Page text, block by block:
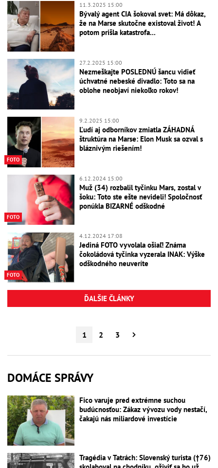
11.3.2025 15:00
Bývalý agent CIA šokoval svet: Má dôkaz,
že na Marse skutočne existoval život! A
potom prišla katastrofa...
27.2.2025 15:00
Nezmeškajte POSLEDNÚ šancu vidieť
úchvatné nebeské divadlo: Toto sa na
oblohe neobjaví niekoľko rokov!
FOTO
9.2.2025 15:00
Ľudí aj odborníkov zmiatla ZÁHADNÁ
štruktúra na Marse: Elon Musk sa ozval s
bláznivým riešením!
FOTO
6.12.2024 15:00
Muž (34) rozbalil tyčinku Mars, zostal v
šoku: Toto ste ešte nevideli! Spoločnosť
ponúkla BIZARNÉ odškodné
FOTO
4.12.2024 17:08
Jediná FOTO vyvolala ošiaľ! Známa
čokoládová tyčinka vyzerala INAK: Výške
odškodného neuveríte
ĎALŠIE ČLÁNKY
1 2 3
DOMÁCE SPRÁVY
Fico varuje pred extrémne suchou
budúcnosťou: Zákaz vývozu vody nestačí,
čakajú nás miliardové investície
Tragédia v Tatrách: Slovenský turista (†76)